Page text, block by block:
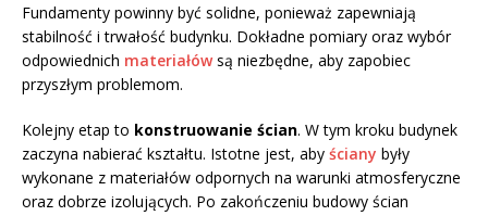
Fundamenty powinny być solidne, ponieważ zapewniają
stabilność i trwałość budynku. Dokładne pomiary oraz wybór
odpowiednich materiałówsą niezbędne, aby zapobiec
przyszłym problemom.
Kolejny etap to konstruowanie ścian. W tym kroku budynek
zaczyna nabierać kształtu. Istotne jest, aby ściany były
wykonane z materiałów odpornych na warunki atmosferyczne
oraz dobrze izolujących. Po zakończeniu budowy ścian